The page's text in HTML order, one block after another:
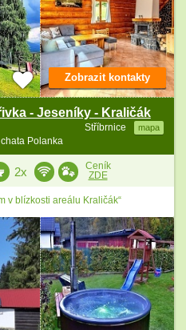
- Jeseníky - Kraličák
Stříbrnice mapa
Polanka
Zobrazit kontakty
2x
Ceník
ZDE
v blízkosti areálu Kraličák“